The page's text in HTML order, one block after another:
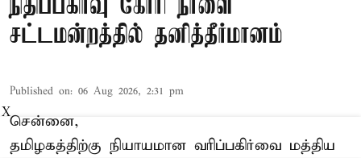
நிதிப்பகிர்வு கோரி நாளை
சட்டமன்றத்தில் தனித்தீர்மானம்
Published on: 06 Aug 2026, 2:31 pm
சென்னை,
தமிழகத்திற்கு நியாயமான வரிப்பகிர்வை மத்திய
X